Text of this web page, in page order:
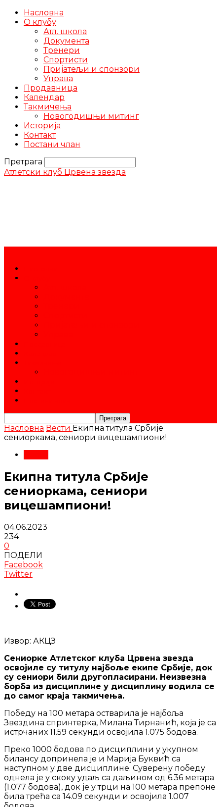
Насловна
О клубу
Атл. школа
Документа
Тренери
Спортисти
Пријатељи и спонзори
Управа
Продавница
Календар
Такмичења
Новогодишњи митинг
Историја
Контакт
Постани члан
Претрага
Атлетски клуб Црвена звезда
Насловна Вести Екипна титула Србије
сениоркама, сениори вицешампиони!
Екипна титула Србије
сениоркама, сениори
вицешампиони!
04.06.2023
234
0
ПОДЕЛИ
Facebook
Twitter
Извор: АКЦЗ
Сениорке Атлетског клуба Црвена звезда
освојиле су титулу најбоље екипе Србије, док
су сениори били другопласирани. Неизвезна
борба из дисциплине у дисциплину водила се
до самог краја такмичења.
Победу на 100 метара остварила је најбоља
Звездина спринтерка, Милана Тирнанић, која је са
истрчаних 11.59 секунди освојила 1.075 бодова.
Преко 1000 бодова по дисциплини у укупном
билансу допринела је и Марија Буквић са
наступном у две дисциплине. Суверену победу
однела је у скоку удаљ са даљином од 6.36 метара
(1.077 бодова), док је у трци на 100 метара препоне
била трећа са 14.09 секунди и освојила 1.007